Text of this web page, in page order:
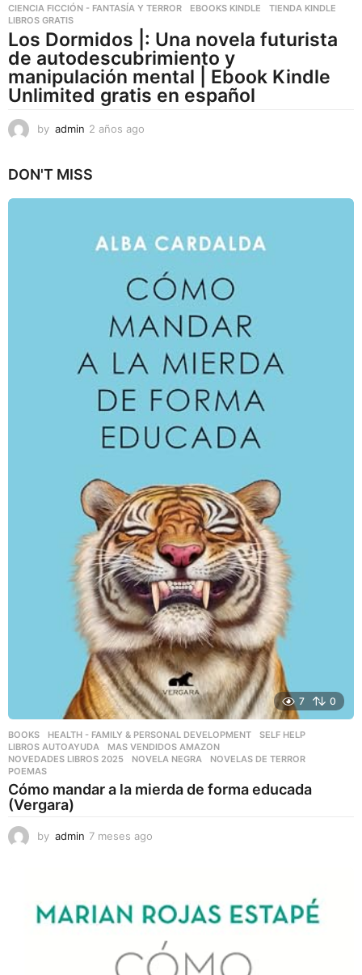
CIENCIA FICCIÓN - FANTASÍA Y TERROR ,EBOOKS KINDLE ,TIENDA KINDLE
LIBROS GRATIS
Los Dormidos |: Una novela futurista
de autodescubrimiento y
manipulación mental | Ebook Kindle
Unlimited gratis en español
by admin 2 años ago
DON'T MISS
7 0
BOOKS ,HEALTH - FAMILY & PERSONAL DEVELOPMENT ,SELF HELP
LIBROS AUTOAYUDA
,MAS VENDIDOS AMAZON
NOVEDADES LIBROS 2025
,NOVELA NEGRA ,NOVELAS DE TERROR
POEMAS
Cómo mandar a la mierda de forma educada
(Vergara)
by admin 7 meses ago
s
a
o